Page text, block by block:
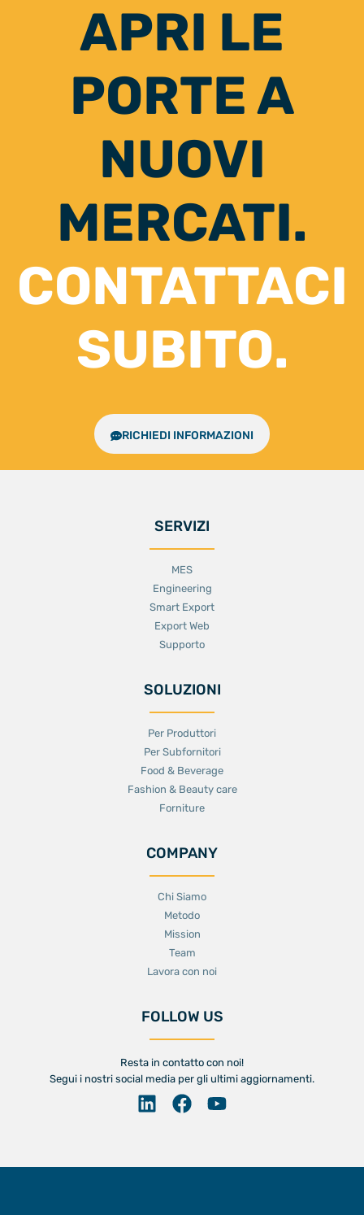
APRI LE
PORTE A
NUOVI
MERCATI.
CONTATTACI
SUBITO.
RICHIEDI INFORMAZIONI
SERVIZI
MES
Engineering
Smart Export
Export Web
Supporto
SOLUZIONI
Per Produttori
Per Subfornitori
Food & Beverage
Fashion & Beauty care
Forniture
COMPANY
Chi Siamo
Metodo
Mission
Team
Lavora con noi
FOLLOW US
Resta in contatto con noi!
Segui i nostri social media per gli ultimi aggiornamenti.